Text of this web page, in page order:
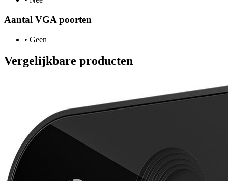
Aantal VGA poorten
• Geen
Vergelijkbare producten